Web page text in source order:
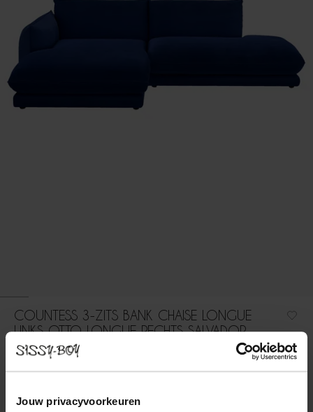
Jouw privacyvoorkeuren
COUNTESS 3-ZITS BANK CHAISE LONGUE
LINKS OTTO LONGUE RECHTS SALVADOR
DARK BLUE
3-zits bank chaise longue links otto longue rechts uit de